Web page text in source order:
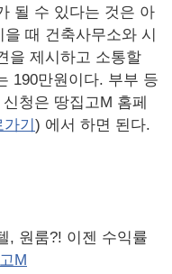
될 수 있다는 것은 아
을 때 건축사무소와 시
을 제시하고 소통할
190만원이다. 부부 등
청은 땅집고M 홈페
가기) 에서 하면 된다.
, 원룸?! 이젠 수익률
M